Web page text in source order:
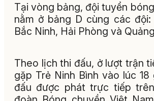
Tại vòng bảng, đội tuyển
nằm ở bảng D cùng các đội:
Bắc Ninh, Hải Phòng và
Theo lịch thi đấu, ở lượt trận
gặp Trẻ Ninh Bình vào lúc
đấu được phát trực tiếp